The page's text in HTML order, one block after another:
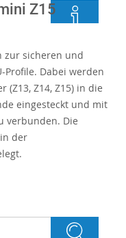
Z15
zur sicheren und
Profile. Dabei werden
(Z13, Z14, Z15) in die
eingesteckt und mit
verbunden. Die
der